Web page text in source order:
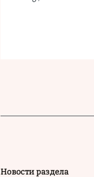
Новости раздела